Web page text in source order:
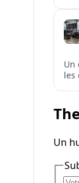
Un
les
Un